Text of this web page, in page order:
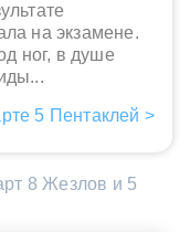
на экзамене.
ног, в душе
5 Пентаклей >
8 Жезлов и 5